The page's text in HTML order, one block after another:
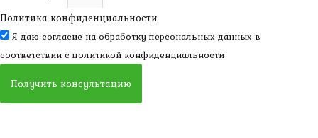
Политика конфиденциальности
Я даю согласие на обработку персональных данных в
соответствии с политикой конфиденциальности
Получить консультацию